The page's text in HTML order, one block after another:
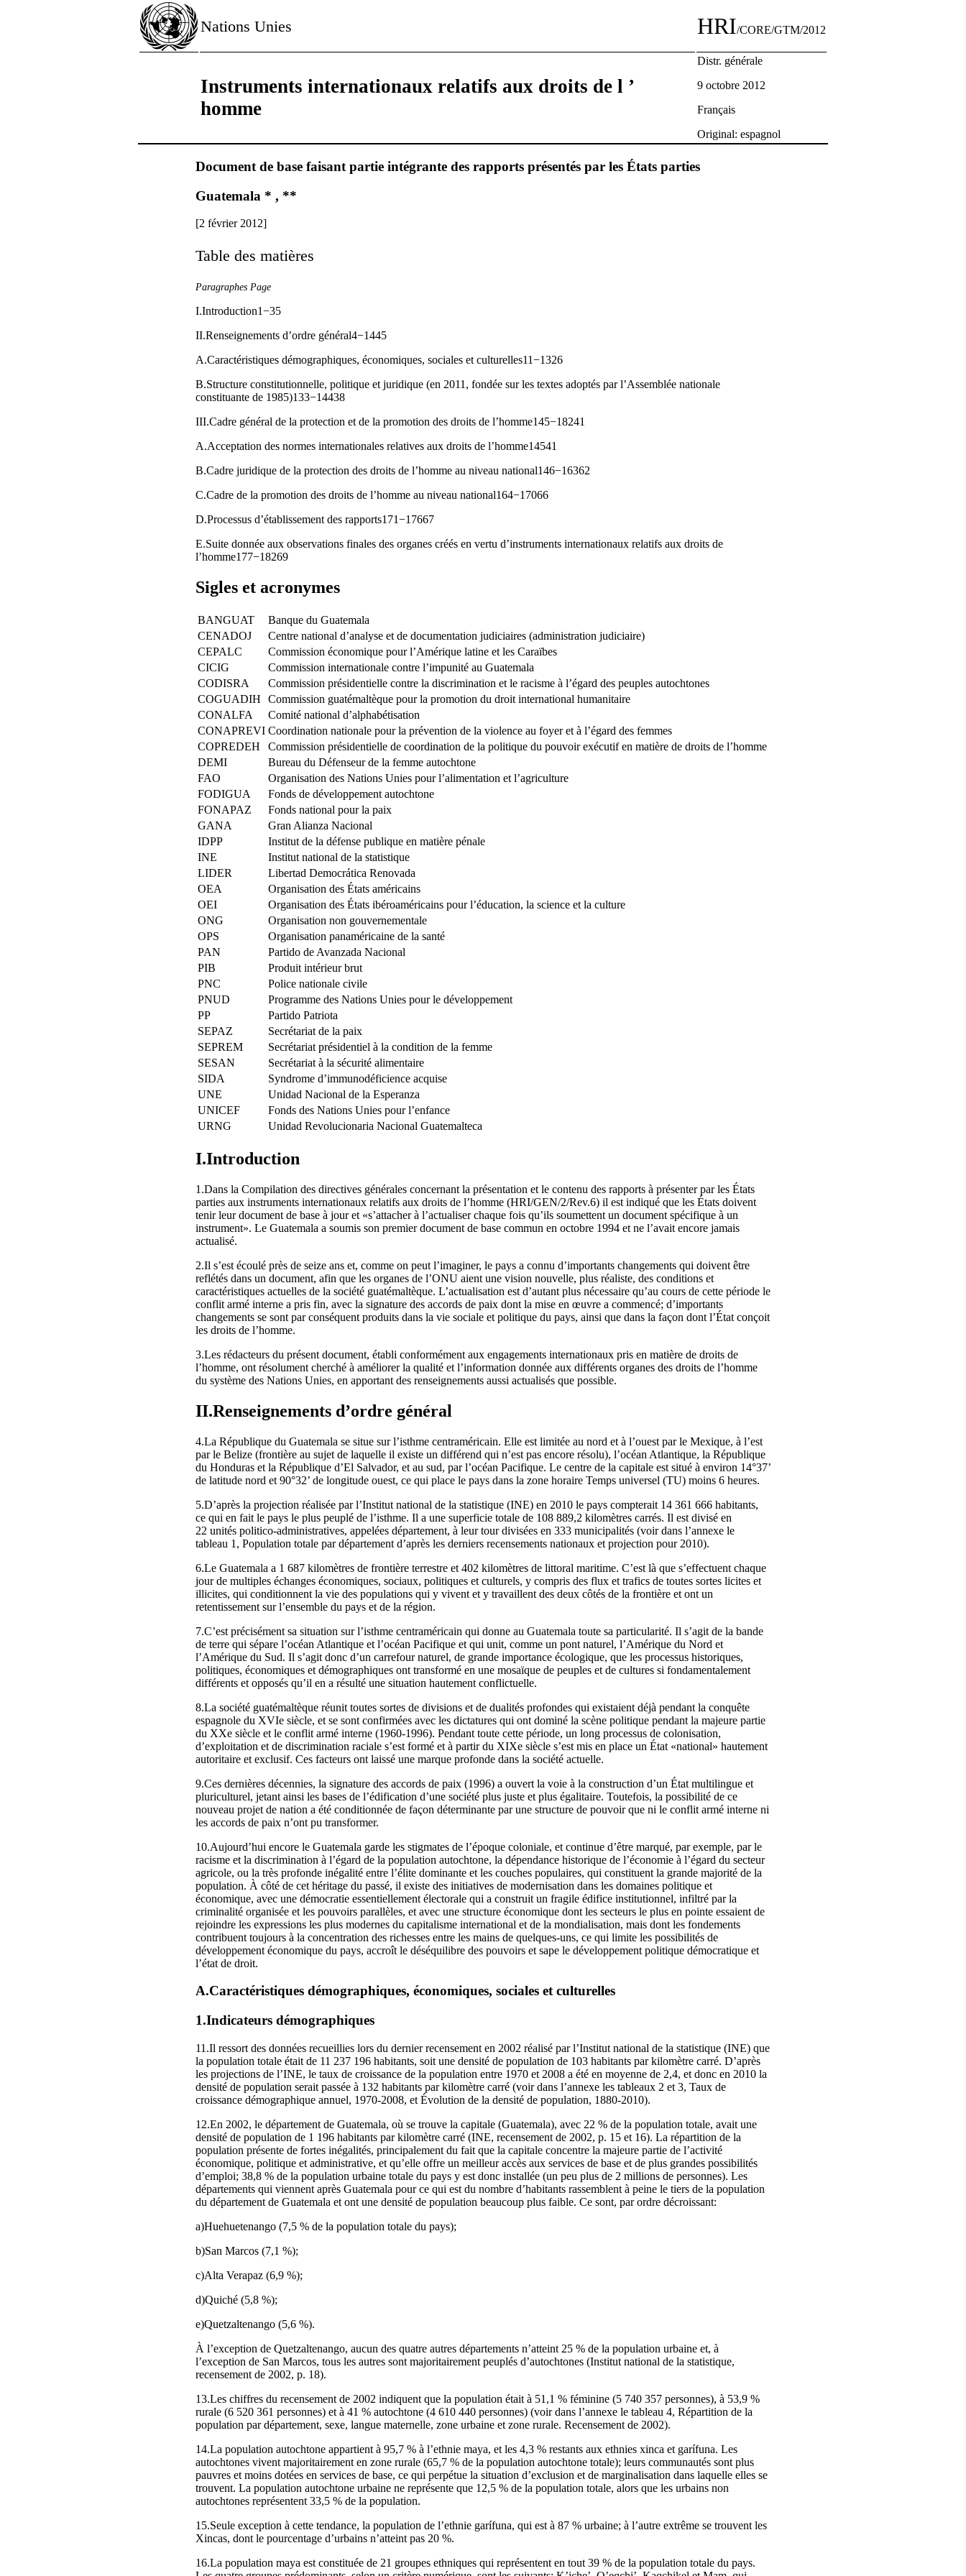
Nations Unies HRI/CORE/GTM/2012
Instruments internationaux relatifs aux droits de l ’
homme
Distr. générale
9 octobre 2012
Français
Original: espagnol
Document de base faisant partie intégrante des rapports présentés par les États parties
Guatemala * , **
[2 février 2012]
Table des matières
Paragraphes Page
I.Introduction1−35
II.Renseignements d’ordre général4−1445
A.Caractéristiques démographiques, économiques, sociales et culturelles11−1326
B.Structure constitutionnelle, politique et juridique (en 2011, fondée sur les textes adoptés par l’Assemblée nationale
constituante de 1985)133−14438
III.Cadre général de la protection et de la promotion des droits de l’homme145−18241
A.Acceptation des normes internationales relatives aux droits de l’homme14541
B.Cadre juridique de la protection des droits de l’homme au niveau national146−16362
C.Cadre de la promotion des droits de l’homme au niveau national164−17066
D.Processus d’établissement des rapports171−17667
E.Suite donnée aux observations finales des organes créés en vertu d’instruments internationaux relatifs aux droits de
l’homme177−18269
Sigles et acronymes
BANGUAT
Banque du Guatemala
CENADOJ
Centre national d’analyse et de documentation judiciaires (administration judiciaire)
CEPALC
Commission économique pour l’Amérique latine et les Caraïbes
CICIG
Commission internationale contre l’impunité au Guatemala
CODISRA
Commission présidentielle contre la discrimination et le racisme à l’égard des peuples autochtones
COGUADIH
Commission guatémaltèque pour la promotion du droit international humanitaire
CONALFA
Comité national d’alphabétisation
CONAPREVI Coordination nationale pour la prévention de la violence au foyer et à l’égard des femmes
COPREDEH
Commission présidentielle de coordination de la politique du pouvoir exécutif en matière de droits de l’homme
DEMI
Bureau du Défenseur de la femme autochtone
FAO
Organisation des Nations Unies pour l’alimentation et l’agriculture
FODIGUA
Fonds de développement autochtone
FONAPAZ
Fonds national pour la paix
GANA
Gran Alianza Nacional
IDPP
Institut de la défense publique en matière pénale
INE
Institut national de la statistique
LIDER
Libertad Democrática Renovada
OEA
Organisation des États américains
OEI
Organisation des États ibéroaméricains pour l’éducation, la science et la culture
ONG
Organisation non gouvernementale
OPS
Organisation panaméricaine de la santé
PAN
Partido de Avanzada Nacional
PIB
Produit intérieur brut
PNC
Police nationale civile
PNUD
Programme des Nations Unies pour le développement
PP
Partido Patriota
SEPAZ
Secrétariat de la paix
SEPREM
Secrétariat présidentiel à la condition de la femme
SESAN
Secrétariat à la sécurité alimentaire
SIDA
Syndrome d’immunodéficience acquise
UNE
Unidad Nacional de la Esperanza
UNICEF
Fonds des Nations Unies pour l’enfance
URNG
Unidad Revolucionaria Nacional Guatemalteca
I.Introduction
1.Dans la Compilation des directives générales concernant la présentation et le contenu des rapports à présenter par les États
parties aux instruments internationaux relatifs aux droits de l’homme (HRI/GEN/2/Rev.6) il est indiqué que les États doivent
tenir leur document de base à jour et «s’attacher à l’actualiser chaque fois qu’ils soumettent un document spécifique à un
instrument». Le Guatemala a soumis son premier document de base commun en octobre 1994 et ne l’avait encore jamais
actualisé.
2.Il s’est écoulé près de seize ans et, comme on peut l’imaginer, le pays a connu d’importants changements qui doivent être
reflétés dans un document, afin que les organes de l’ONU aient une vision nouvelle, plus réaliste, des conditions et
caractéristiques actuelles de la société guatémaltèque. L’actualisation est d’autant plus nécessaire qu’au cours de cette période le
conflit armé interne a pris fin, avec la signature des accords de paix dont la mise en œuvre a commencé; d’importants
changements se sont par conséquent produits dans la vie sociale et politique du pays, ainsi que dans la façon dont l’État conçoit
les droits de l’homme.
3.Les rédacteurs du présent document, établi conformément aux engagements internationaux pris en matière de droits de
l’homme, ont résolument cherché à améliorer la qualité et l’information donnée aux différents organes des droits de l’homme
du système des Nations Unies, en apportant des renseignements aussi actualisés que possible.
II.Renseignements d’ordre général
4.La République du Guatemala se situe sur l’isthme centraméricain. Elle est limitée au nord et à l’ouest par le Mexique, à l’est
par le Belize (frontière au sujet de laquelle il existe un différend qui n’est pas encore résolu), l’océan Atlantique, la République
du Honduras et la République d’El Salvador, et au sud, par l’océan Pacifique. Le centre de la capitale est situé à environ 14°37’
de latitude nord et 90°32’ de longitude ouest, ce qui place le pays dans la zone horaire Temps universel (TU) moins 6 heures.
5.D’après la projection réalisée par l’Institut national de la statistique (INE) en 2010 le pays compterait 14 361 666 habitants,
ce qui en fait le pays le plus peuplé de l’isthme. Il a une superficie totale de 108 889,2 kilomètres carrés. Il est divisé en
22 unités politico‑administratives, appelées département, à leur tour divisées en 333 municipalités (voir dans l’annexe le
tableau 1, Population totale par département d’après les derniers recensements nationaux et projection pour 2010).
6.Le Guatemala a 1 687 kilomètres de frontière terrestre et 402 kilomètres de littoral maritime. C’est là que s’effectuent chaque
jour de multiples échanges économiques, sociaux, politiques et culturels, y compris des flux et trafics de toutes sortes licites et
illicites, qui conditionnent la vie des populations qui y vivent et y travaillent des deux côtés de la frontière et ont un
retentissement sur l’ensemble du pays et de la région.
7.C’est précisément sa situation sur l’isthme centraméricain qui donne au Guatemala toute sa particularité. Il s’agit de la bande
de terre qui sépare l’océan Atlantique et l’océan Pacifique et qui unit, comme un pont naturel, l’Amérique du Nord et
l’Amérique du Sud. Il s’agit donc d’un carrefour naturel, de grande importance écologique, que les processus historiques,
politiques, économiques et démographiques ont transformé en une mosaïque de peuples et de cultures si fondamentalement
différents et opposés qu’il en a résulté une situation hautement conflictuelle.
8.La société guatémaltèque réunit toutes sortes de divisions et de dualités profondes qui existaient déjà pendant la conquête
espagnole du XVIe siècle, et se sont confirmées avec les dictatures qui ont dominé la scène politique pendant la majeure partie
du XXe siècle et le conflit armé interne (1960-1996). Pendant toute cette période, un long processus de colonisation,
d’exploitation et de discrimination raciale s’est formé et à partir du XIXe siècle s’est mis en place un État «national» hautement
autoritaire et exclusif. Ces facteurs ont laissé une marque profonde dans la société actuelle.
9.Ces dernières décennies, la signature des accords de paix (1996) a ouvert la voie à la construction d’un État multilingue et
pluriculturel, jetant ainsi les bases de l’édification d’une société plus juste et plus égalitaire. Toutefois, la possibilité de ce
nouveau projet de nation a été conditionnée de façon déterminante par une structure de pouvoir que ni le conflit armé interne ni
les accords de paix n’ont pu transformer.
10.Aujourd’hui encore le Guatemala garde les stigmates de l’époque coloniale, et continue d’être marqué, par exemple, par le
racisme et la discrimination à l’égard de la population autochtone, la dépendance historique de l’économie à l’égard du secteur
agricole, ou la très profonde inégalité entre l’élite dominante et les couches populaires, qui constituent la grande majorité de la
population. À côté de cet héritage du passé, il existe des initiatives de modernisation dans les domaines politique et
économique, avec une démocratie essentiellement électorale qui a construit un fragile édifice institutionnel, infiltré par la
criminalité organisée et les pouvoirs parallèles, et avec une structure économique dont les secteurs le plus en pointe essaient de
rejoindre les expressions les plus modernes du capitalisme international et de la mondialisation, mais dont les fondements
contribuent toujours à la concentration des richesses entre les mains de quelques-uns, ce qui limite les possibilités de
développement économique du pays, accroît le déséquilibre des pouvoirs et sape le développement politique démocratique et
l’état de droit.
A.Caractéristiques démographiques, économiques, sociales et culturelles
1.Indicateurs démographiques
11.Il ressort des données recueillies lors du dernier recensement en 2002 réalisé par l’Institut national de la statistique (INE) que
la population totale était de 11 237 196 habitants, soit une densité de population de 103 habitants par kilomètre carré. D’après
les projections de l’INE, le taux de croissance de la population entre 1970 et 2008 a été en moyenne de 2,4, et donc en 2010 la
densité de population serait passée à 132 habitants par kilomètre carré (voir dans l’annexe les tableaux 2 et 3, Taux de
croissance démographique annuel, 1970-2008, et Évolution de la densité de population, 1880-2010).
12.En 2002, le département de Guatemala, où se trouve la capitale (Guatemala), avec 22 % de la population totale, avait une
densité de population de 1 196 habitants par kilomètre carré (INE, recensement de 2002, p. 15 et 16). La répartition de la
population présente de fortes inégalités, principalement du fait que la capitale concentre la majeure partie de l’activité
économique, politique et administrative, et qu’elle offre un meilleur accès aux services de base et de plus grandes possibilités
d’emploi; 38,8 % de la population urbaine totale du pays y est donc installée (un peu plus de 2 millions de personnes). Les
départements qui viennent après Guatemala pour ce qui est du nombre d’habitants rassemblent à peine le tiers de la population
du département de Guatemala et ont une densité de population beaucoup plus faible. Ce sont, par ordre décroissant:
a)Huehuetenango (7,5 % de la population totale du pays);
b)San Marcos (7,1 %);
c)Alta Verapaz (6,9 %);
d)Quiché (5,8 %);
e)Quetzaltenango (5,6 %).
À l’exception de Quetzaltenango, aucun des quatre autres départements n’atteint 25 % de la population urbaine et, à
l’exception de San Marcos, tous les autres sont majoritairement peuplés d’autochtones (Institut national de la statistique,
recensement de 2002, p. 18).
13.Les chiffres du recensement de 2002 indiquent que la population était à 51,1 % féminine (5 740 357 personnes), à 53,9 %
rurale (6 520 361 personnes) et à 41 % autochtone (4 610 440 personnes) (voir dans l’annexe le tableau 4, Répartition de la
population par département, sexe, langue maternelle, zone urbaine et zone rurale. Recensement de 2002).
14.La population autochtone appartient à 95,7 % à l’ethnie maya, et les 4,3 % restants aux ethnies xinca et garífuna. Les
autochtones vivent majoritairement en zone rurale (65,7 % de la population autochtone totale); leurs communautés sont plus
pauvres et moins dotées en services de base, ce qui perpétue la situation d’exclusion et de marginalisation dans laquelle elles se
trouvent. La population autochtone urbaine ne représente que 12,5 % de la population totale, alors que les urbains non
autochtones représentent 33,5 % de la population.
15.Seule exception à cette tendance, la population de l’ethnie garífuna, qui est à 87 % urbaine; à l’autre extrême se trouvent les
Xincas, dont le pourcentage d’urbains n’atteint pas 20 %.
16.La population maya est constituée de 21 groupes ethniques qui représentent en tout 39 % de la population totale du pays.